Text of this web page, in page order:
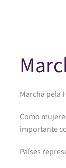
Marcha pela
Como
importante
Países